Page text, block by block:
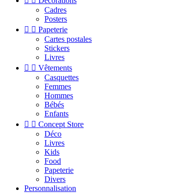
Cadres
Posters
  Papeterie
Cartes postales
Stickers
Livres
  Vêtements
Casquettes
Femmes
Hommes
Bébés
Enfants
  Concept Store
Déco
Livres
Kids
Food
Papeterie
Divers
Personnalisation